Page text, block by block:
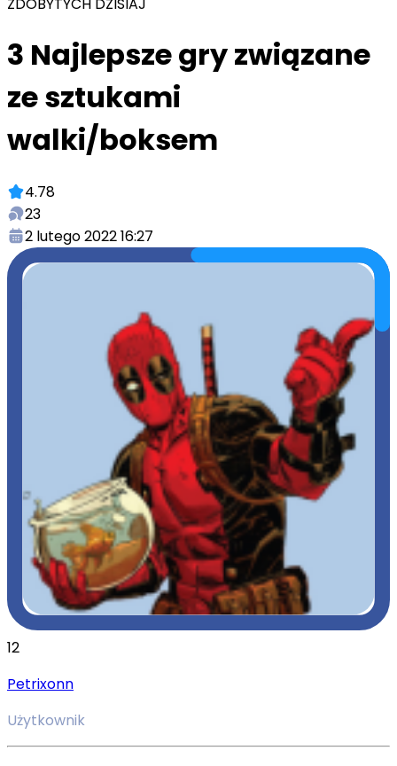
3 Najlepsze gry związane
ze sztukami
walki/boksem
4.78
23
2 lutego 2022 16:27
12
Petrixonn
Użytkownik